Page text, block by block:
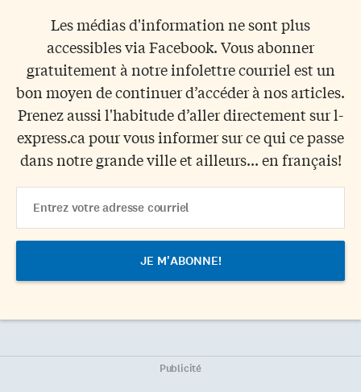
Les médias d'information ne sont plus
accessibles via Facebook. Vous abonner
gratuitement à notre infolettre courriel est un
bon moyen de continuer d’accéder à nos articles.
Prenez aussi l'habitude d’aller directement sur l-
express.ca pour vous informer sur ce qui ce passe
dans notre grande ville et ailleurs... en français!
Address
Publicité